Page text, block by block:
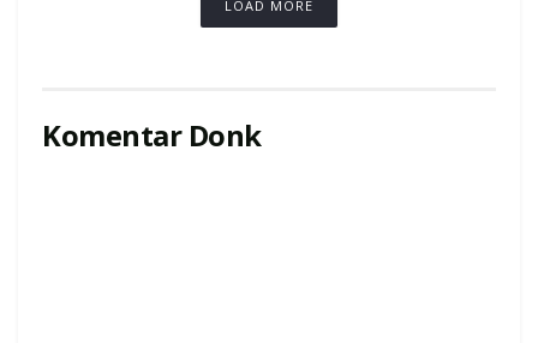
LOAD MORE
Komentar Donk